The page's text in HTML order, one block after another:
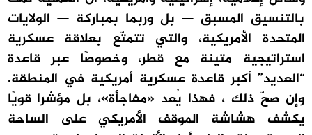
بالتنسيق المسبق — بل وربما بمباركة — الولايات
المتحدة الأمريكية، والتي تتمتّع بعلاقة عسكرية
استراتيجية متينة مع قطر، وخصوصًا عبر قاعدة
“العديد” أكبر قاعدة عسكرية أمريكية في المنطقة.
وإن صحّ ذلك ، فهذا يُعد «مفاجأة»، بل مؤشرا قويًا
يكشف هشاشة الموقف الأمريكي على الساحة